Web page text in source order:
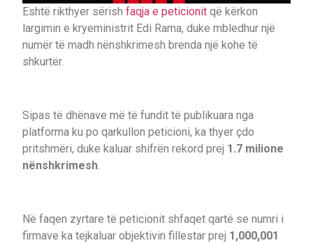
Eshtë rikthyer sërish faqja e peticionit që kërkon
largimin e kryeministrit Edi Rama, duke mbledhur një
numër të madh nënshkrimesh brenda një kohe të
shkurtër.
Sipas të dhënave më të fundit të publikuara nga
platforma ku po qarkullon peticioni, ka thyer çdo
pritshmëri, duke kaluar shifrën rekord prej 1.7 milione
nënshkrimesh
Në faqen zyrtare të peticionit shfaqet qartë se numri i
firmave ka tejkaluar objektivin fillestar prej 1,000,001